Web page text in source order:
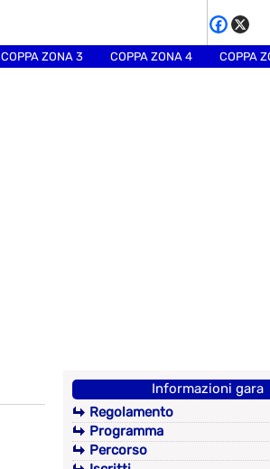
COPPA ZONA 3 COPPA ZONA 4
COPPA
Informazioni gara
Regolamento
Programma
Percorso